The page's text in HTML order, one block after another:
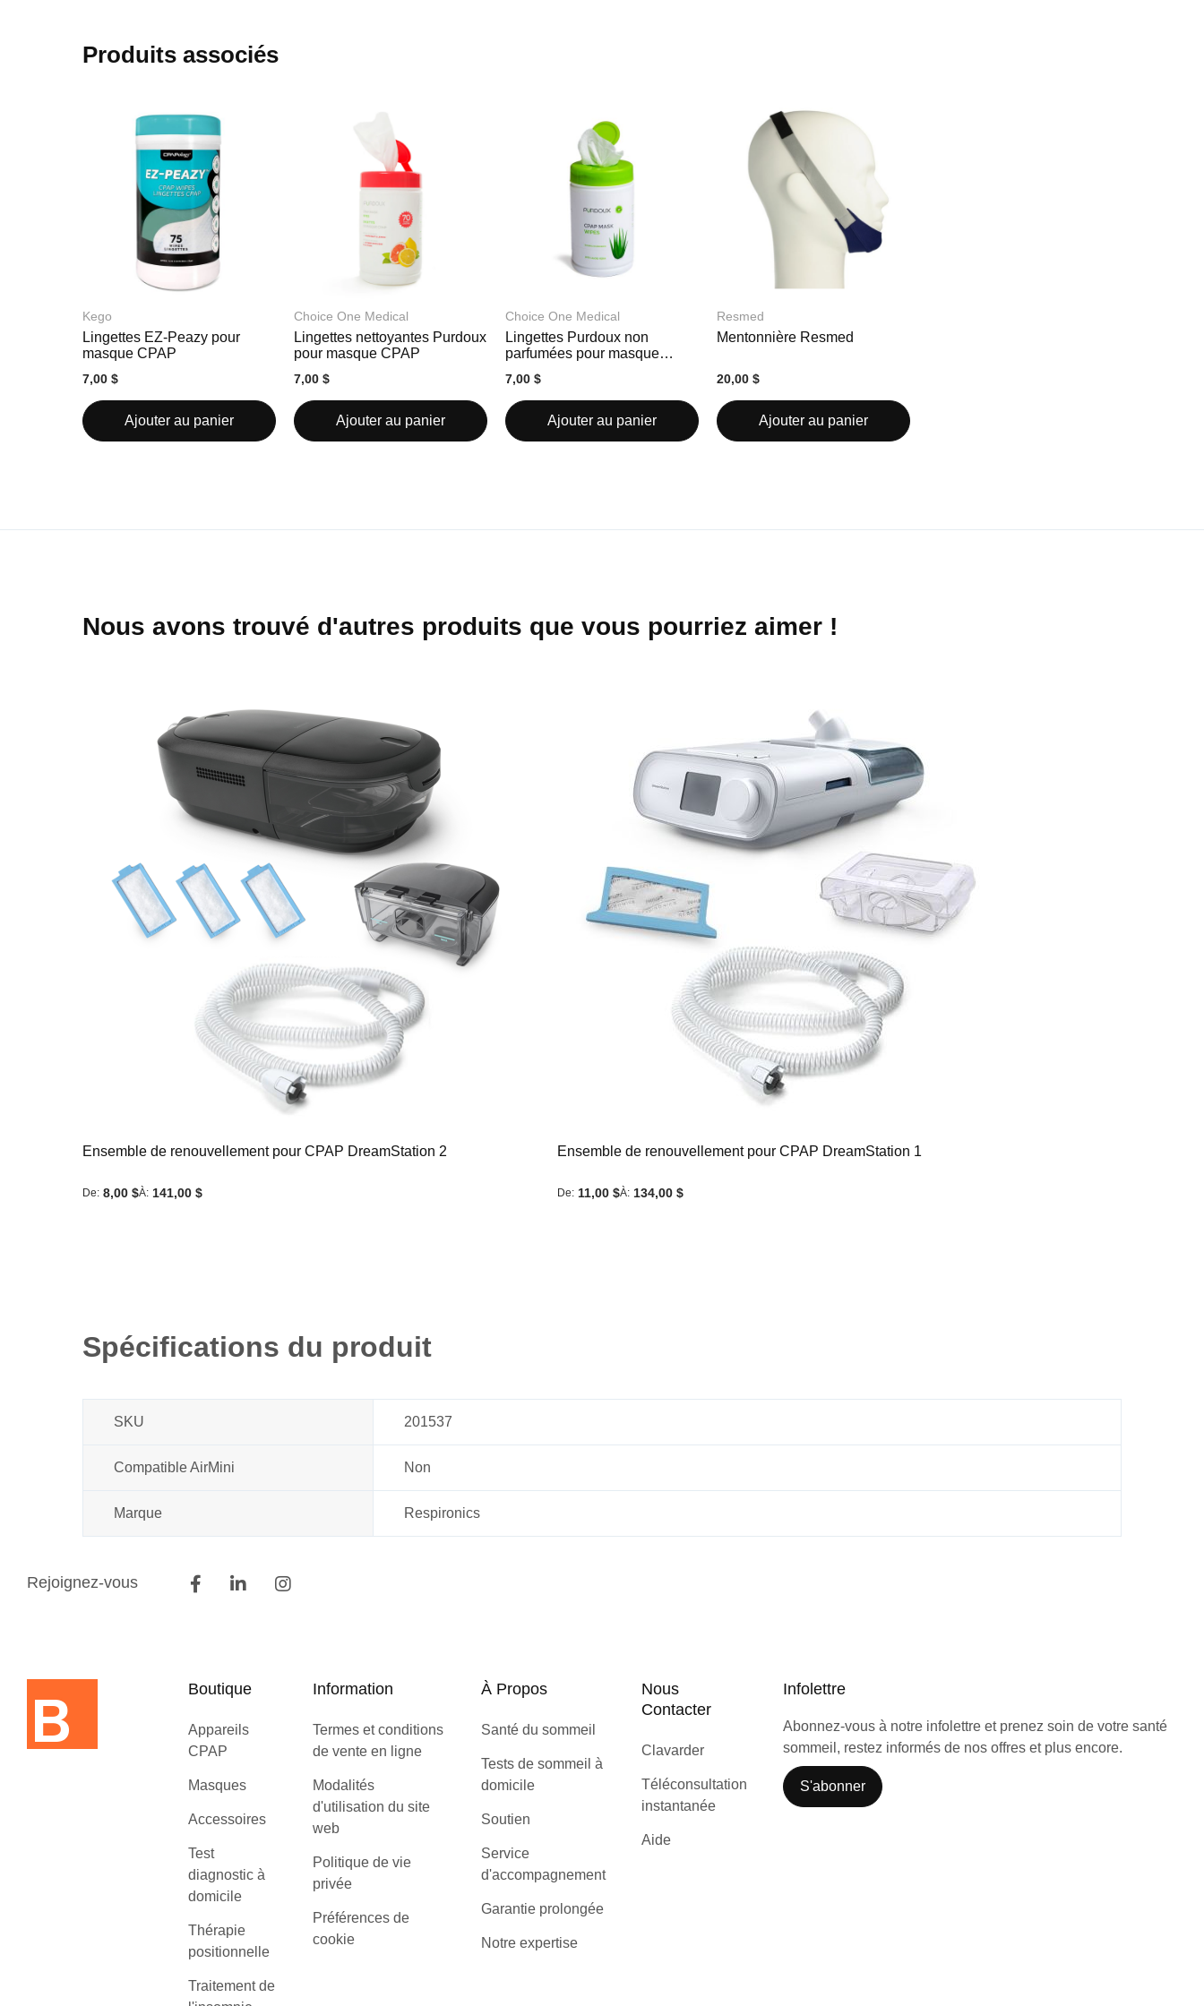
la
Galerie
Produits associés
Kego
Lingettes EZ-Peazy pour
masque CPAP
7,00 $
Ajouter au panier
Choice One Medical
Lingettes nettoyantes Purdoux
pour masque CPAP
7,00 $
Ajouter au panier
Choice One Medical
Lingettes Purdoux non
parfumées pour masque
7,00 $
Ajouter au panier
Resmed
Mentonnière Resmed
20,00 $
Ajouter au panier
Nous avons trouvé d'autres produits que vous pourriez aimer !
Ensemble de renouvellement pour CPAP DreamStation 2
De 8,00 $À 141,00 $
Ensemble de renouvellement pour CPAP DreamStation 1
De 11,00 $À 134,00 $
Spécifications du produit
SKU 201537
Compatible AirMini Non
Marque Respironics
Rejoignez-vous
Boutique
Appareils
CPAP
Masques
Accessoires
Test
diagnostic à
domicile
Thérapie
positionnelle
Traitement de
Information
Termes et conditions
de vente en ligne
Modalités
d'utilisation du site
web
Politique de vie
privée
Préférences de
cookie
À Propos
Santé du sommeil
Tests de sommeil à
domicile
Soutien
Service
d'accompagnement
Garantie prolongée
Notre expertise
Nous
Contacter
Clavarder
Téléconsultation
instantanée
Aide
Infolettre
Abonnez-vous à notre infolettre et prenez soin de votre santé
sommeil, restez informés de nos offres et plus encore.
S'abonner